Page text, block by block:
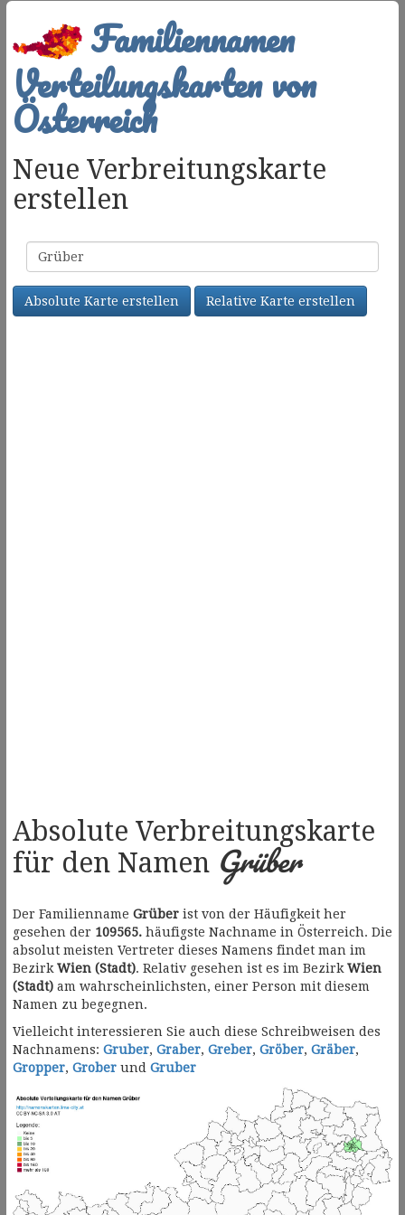
Familiennamen
Verteilungskarten von
Österreich
Neue Verbreitungskarte
erstellen
Familienname
Absolute Karte erstellen Relative Karte erstellen
Absolute Verbreitungskarte
für den Namen Grüber
Der Familienname Grüber ist von der Häufigkeit her
gesehen der 109565. häufigste Nachname in Österreich. Die
absolut meisten Vertreter dieses Namens findet man im
Bezirk Wien (Stadt). Relativ gesehen ist es im Bezirk Wien
(Stadt) am wahrscheinlichsten, einer Person mit diesem
Namen zu begegnen.
Vielleicht interessieren Sie auch diese Schreibweisen des
Nachnamens: Gruber, Graber, Greber, Gröber, Gräber,
Gropper, Grober und Gruber